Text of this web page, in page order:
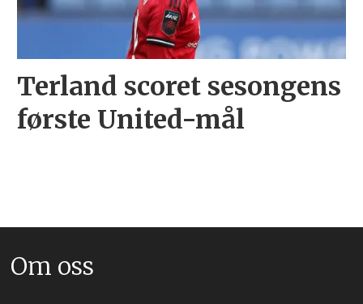
Terland scoret sesongens
første United-mål
Om oss